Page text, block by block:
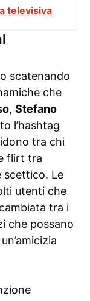
televisiva
scatenando
che
, Stefano
l’hashtag
tra chi
flirt tra
scettico. Le
utenti che
tra i
che possano